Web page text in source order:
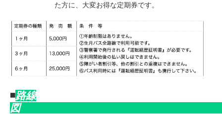
た方に、大変お得な定期券です。
◾️路線